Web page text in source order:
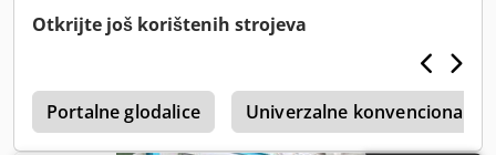
Otkrijte još korištenih strojeva
Portalne glodalice Univerzalne konvencionalne